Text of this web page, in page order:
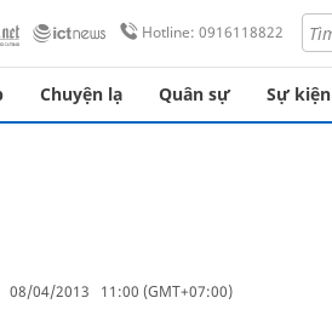
Hotline: 0916118822
Chuyện lạ Quân sự Sự kiện
08/04/2013 11:00 (GMT+07:00)